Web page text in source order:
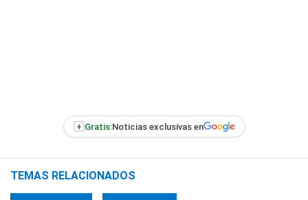
+ Gratis:Noticias exclusivas en
TEMAS RELACIONADOS